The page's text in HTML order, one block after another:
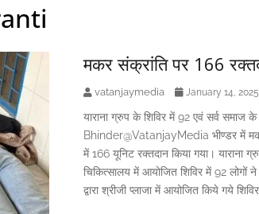
मकर संक्रांति पर 166
vatanjaymedia January 14, 2025
याराना ग्रुप के शिविर में 92 एवं सर्व समाज
Bhinder@VatanjayMedia भीण्डर में
में 166 यूनिट रक्तदान किया गया। याराना
चिकित्सालय में आयोजित शिविर में 92 लोगों
द्वारा श्रीजी प्लाजा में आयोजित किये गये